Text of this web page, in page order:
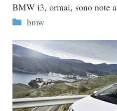
BMW i3, ormai, sono note a
Categorie
bmw